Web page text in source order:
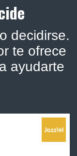
decidirse.
te ofrece
ayudarte